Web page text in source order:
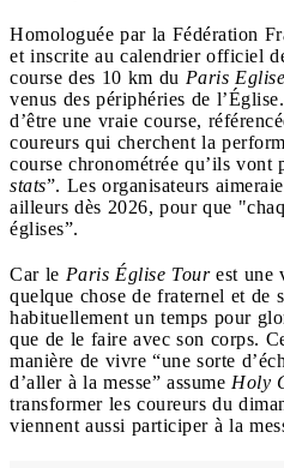
Homologuée par la Fédération
et inscrite au calendrier officiel
course des 10 km du Paris
venus des périphéries de
d’être une vraie course,
coureurs qui cherchent la
course chronométrée qu’ils vont
stats”. Les organisateurs
ailleurs dès 2026, pour que
églises”.
Car le Paris Église Tourest une
quelque chose de fraternel et de
habituellement un temps pour
que de le faire avec son corps.
manière de vivre “une sorte
d’aller à la messe” assume Holy
transformer les coureurs du
viennent aussi participer à la